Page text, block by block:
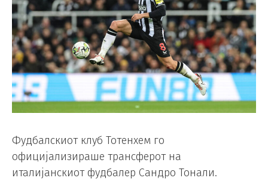
Фудбалскиот клуб Тотенхем го
официјализираше трансферот на
италијанскиот фудбалер Сандро Тонали.